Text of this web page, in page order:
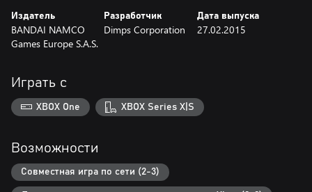
Издатель
BANDAI NAMCO
Games Europe S.A.S.
Разработчик
Dimps Corporation
Дата выпуска
27.02.2015
Играть с
XBOX One XBOX Series X|S
Возможности
Совместная игра по сети (2-3)